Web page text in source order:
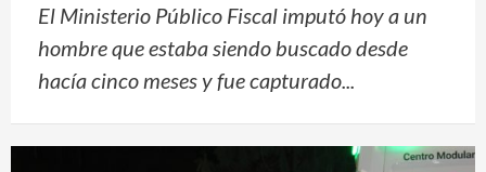
El Ministerio Público Fiscal imputó hoy a un
hombre que estaba siendo buscado desde
hacía cinco meses y fue capturado...